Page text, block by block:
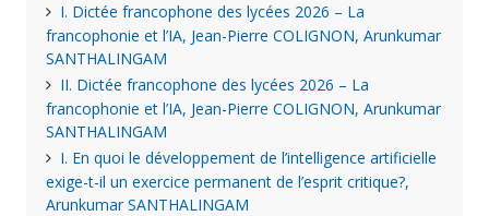
I. Dictée francophone des lycées 2026 – La
francophonie et l’IA, Jean-Pierre COLIGNON, Arunkumar
SANTHALINGAM
II. Dictée francophone des lycées 2026 – La
francophonie et l’IA, Jean-Pierre COLIGNON, Arunkumar
SANTHALINGAM
I. En quoi le développement de l’intelligence artificielle
exige-t-il un exercice permanent de l’esprit critique?,
Arunkumar SANTHALINGAM